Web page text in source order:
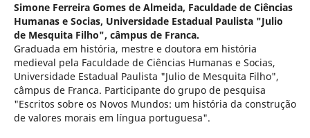
Simone Ferreira Gomes de Almeida, Faculdade de Ciências
Humanas e Socias, Universidade Estadual Paulista "Julio
de Mesquita Filho", câmpus de Franca.
Graduada em história, mestre e doutora em história
medieval pela Faculdade de Ciências Humanas e Socias,
Universidade Estadual Paulista "Julio de Mesquita Filho",
câmpus de Franca. Participante do grupo de pesquisa
"Escritos sobre os Novos Mundos: um história da construção
de valores morais em língua portuguesa".